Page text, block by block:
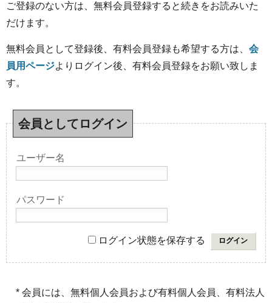
ご登録のない方は、無料会員登録すると続きをお読みいた
だけます。
無料会員として登録後、有料会員登録も希望する方は、 会
員用ページよりログイン後、有料会員登録をお願い致しま
す。
会員としてログイン
ユーザー名
パスワード
ログイン状態を保存する
* 会員には、無料個人会員および有料個人会員、有料法人